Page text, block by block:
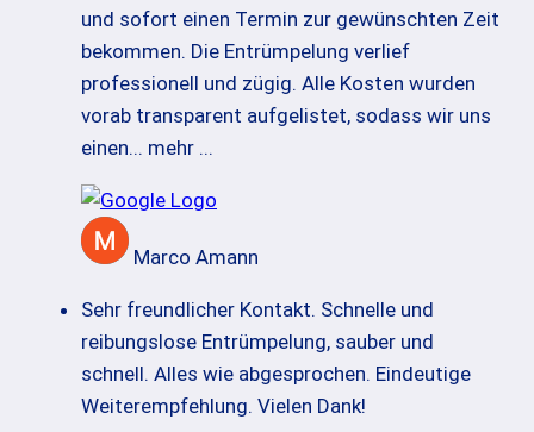
und sofort einen Termin zur gewünschten Zeit
bekommen. Die Entrümpelung verlief
professionell und zügig. Alle Kosten wurden
vorab transparent aufgelistet, sodass wir uns
einen... mehr ...
Marco Amann
Sehr freundlicher Kontakt. Schnelle und
reibungslose Entrümpelung, sauber und
schnell. Alles wie abgesprochen. Eindeutige
Weiterempfehlung. Vielen Dank!